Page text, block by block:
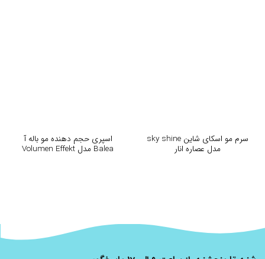
سرم مو اسکای شاین sky shine
مدل عصاره انار
اسپری حجم دهنده مو باله آ
Balea مدل Volumen Effekt